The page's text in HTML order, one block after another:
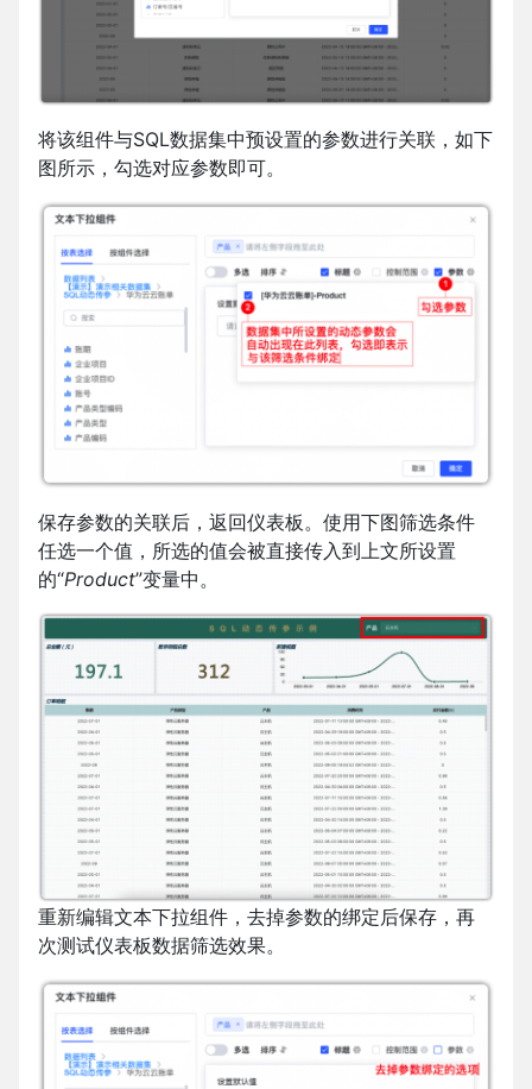
将该组件与SQL数据集中预设置的参数进行关联，如下
图所示，勾选对应参数即可。
保存参数的关联后，返回仪表板。使用下图筛选条件
任选一个值，所选的值会被直接传入到上文所设置
的“Product”变量中。
重新编辑文本下拉组件，去掉参数的绑定后保存，再
次测试仪表板数据筛选效果。